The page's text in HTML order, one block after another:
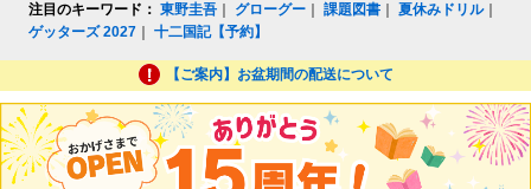
注目のキーワード： 東野圭吾 グローグー ｜課題図書 ｜夏休みドリル｜
ゲッターズ 2027 ｜十二国記【予約】
【ご案内】お盆期間の配送について